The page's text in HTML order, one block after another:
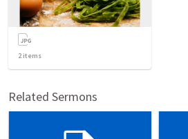
2items
Related Sermons